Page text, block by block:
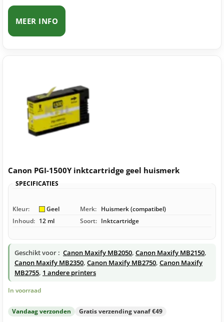
MEER INFO
Canon PGI-1500Y inktcartridge geel huismerk
SPECIFICATIES
Kleur: Geel Merk: Huismerk (compatibel)
Inhoud: 12 ml Soort: Inktcartridge
Geschikt voor : Canon Maxify MB2050, Canon Maxify MB2150,
Canon Maxify MB2350, Canon Maxify MB2750, Canon Maxify
MB2755, 1 andere printers
In voorraad
Vandaag verzonden Gratis verzending vanaf €49